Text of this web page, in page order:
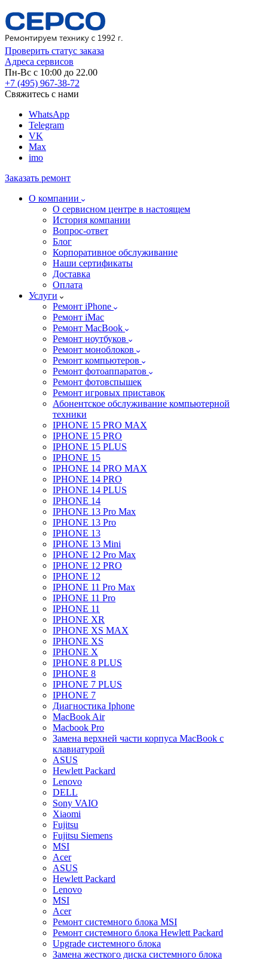
Проверить статус заказа
Адреса сервисов
Пн-Вс с 10:00 до 22.00
+7 (495) 967-38-72
Свяжитесь с нами
WhatsApp
Telegram
VK
Max
imo
Заказать ремонт
О компании
О сервисном центре в настоящем
История компании
Вопрос-ответ
Блог
Корпоративное обслуживание
Наши сертификаты
Доставка
Оплата
Услуги
Ремонт iPhone
Ремонт iMac
Ремонт MacBook
Ремонт ноутбуков
Ремонт моноблоков
Ремонт компьютеров
Ремонт фотоаппаратов
Ремонт фотовспышек
Ремонт игровых приставок
Абонентское обслуживание компьютерной
техники
IPHONE 15 PRO MAX
IPHONE 15 PRO
IPHONE 15 PLUS
IPHONE 15
IPHONE 14 PRO MAX
IPHONE 14 PRO
IPHONE 14 PLUS
IPHONE 14
IPHONE 13 Pro Max
IPHONE 13 Pro
IPHONE 13
IPHONE 13 Mini
IPHONE 12 Pro Max
IPHONE 12 PRO
IPHONE 12
IPHONE 11 Pro Max
IPHONE 11 Pro
IPHONE 11
IPHONE XR
IPHONE XS MAX
IPHONE XS
IPHONE X
IPHONE 8 PLUS
IPHONE 8
IPHONE 7 PLUS
IPHONE 7
Диагностика Iphone
MacBook Air
Macbook Pro
Замена верхней части корпуса MacBook с
клавиатурой
ASUS
Hewlett Packard
Lenovo
DELL
Sony VAIO
Xiaomi
Fujitsu
Fujitsu Siemens
MSI
Acer
ASUS
Hewlett Packard
Lenovo
MSI
Acer
Ремонт системного блока MSI
Ремонт системного блока Hewlett Packard
Upgrade системного блока
Замена жесткого диска системного блока